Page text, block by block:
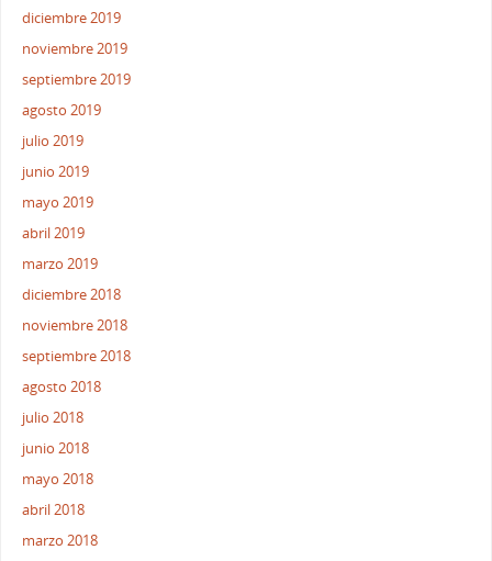
diciembre 2019
noviembre 2019
septiembre 2019
agosto 2019
julio 2019
junio 2019
mayo 2019
abril 2019
marzo 2019
diciembre 2018
noviembre 2018
septiembre 2018
agosto 2018
julio 2018
junio 2018
mayo 2018
abril 2018
marzo 2018